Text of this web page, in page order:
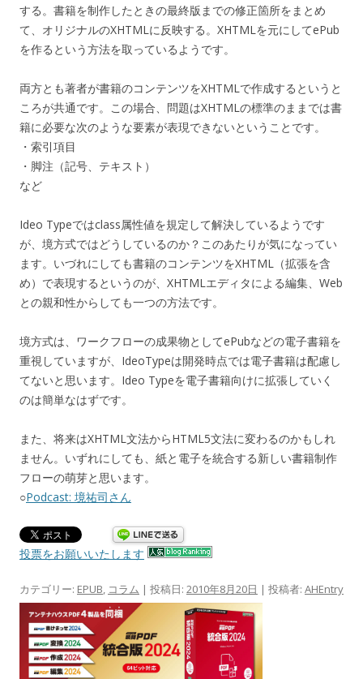
する。書籍を制作したときの最終版までの修正箇所をまとめ
て、オリジナルのXHTMLに反映する。XHTMLを元にしてePub
を作るという方法を取っているようです。
両方とも著者が書籍のコンテンツをXHTMLで作成するというと
ころが共通です。この場合、問題はXHTMLの標準のままでは書
籍に必要な次のような要素が表現できないということです。
・索引項目
・脚注（記号、テキスト）
など
Ideo Typeではclass属性値を規定して解決しているようです
が、境方式ではどうしているのか？このあたりが気になってい
ます。いづれにしても書籍のコンテンツをXHTML（拡張を含
め）で表現するというのが、XHTMLエディタによる編集、Web
との親和性からしても一つの方法です。
境方式は、ワークフローの成果物としてePubなどの電子書籍を
重視していますが、IdeoTypeは開発時点では電子書籍は配慮し
てないと思います。Ideo Typeを電子書籍向けに拡張していく
のは簡単なはずです。
また、将来はXHTML文法からHTML5文法に変わるのかもしれ
ません。いずれにしても、紙と電子を統合する新しい書籍制作
フローの萌芽と思います。
○Podcast: 境祐司さん
投票をお願いいたします
カテゴリー: EPUB, コラム | 投稿日: 2010年8月20日 | 投稿者: AHEntry